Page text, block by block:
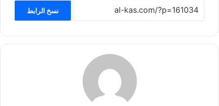
نسخ الرابط